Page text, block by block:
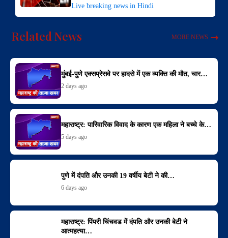
Live breaking news in Hindi
Related News MORE NEWS
मुंबई-पुणे एक्सप्रेसवे पर हादसे में एक व्यक्ति की मौत, चार…
2 days ago
महाराष्ट्र: पारिवारिक विवाद के कारण एक महिला ने बच्चे के…
5 days ago
पुणे में दंपति और उनकी 19 वर्षीय बेटी ने की…
6 days ago
महाराष्ट्र: पिंपरी चिंचवड में दंपति और उनकी बेटी ने
आत्महत्या…